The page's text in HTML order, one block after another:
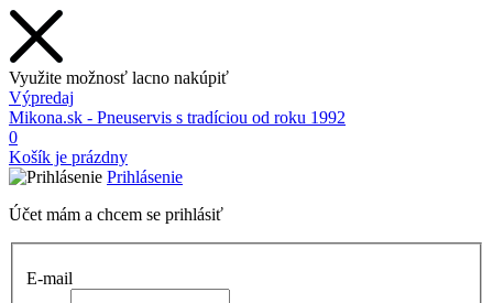
Využite možnosť lacno nakúpiť
Výpredaj
Mikona.sk - Pneuservis s tradíciou od roku 1992
0
Košík je prázdny
Prihlásenie
Účet mám a chcem se prihlásiť
E-mail